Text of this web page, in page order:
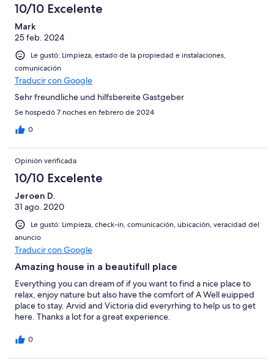
10/10 Excelente
Mark
25 feb. 2024
Le gustó: Limpieza, estado de la propiedad e instalaciones,
comunicación
Traducir con Google
Sehr freundliche und hilfsbereite Gastgeber
Se hospedó 7 noches en febrero de 2024
0
Opinión verificada
10/10 Excelente
Jeroen D.
31 ago. 2020
Le gustó: Limpieza, check-in, comunicación, ubicación, veracidad del
anuncio
Traducir con Google
Amazing house in a beautifull place
Everything you can dream of if you want to find a nice place to
relax, enjoy nature but also have the comfort of A Well euipped
place to stay. Arvid and Victoria did everyrhing to help us to get
here. Thanks a lot for a great experience.
0